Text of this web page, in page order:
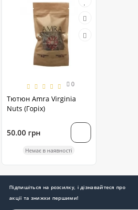
0
Тютюн Amra Virginia
Nuts (Горіх)
50.00 грн
Немає в наявності
Підпишіться на розсилку, і дізнавайтеся про
акції та знижки першими!